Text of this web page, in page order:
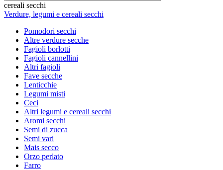
cereali secchi
Verdure, legumi e cereali secchi
Pomodori secchi
Altre verdure secche
Fagioli borlotti
Fagioli cannellini
Altri fagioli
Fave secche
Lenticchie
Legumi misti
Ceci
Altri legumi e cereali secchi
Aromi secchi
Semi di zucca
Semi vari
Mais secco
Orzo perlato
Farro